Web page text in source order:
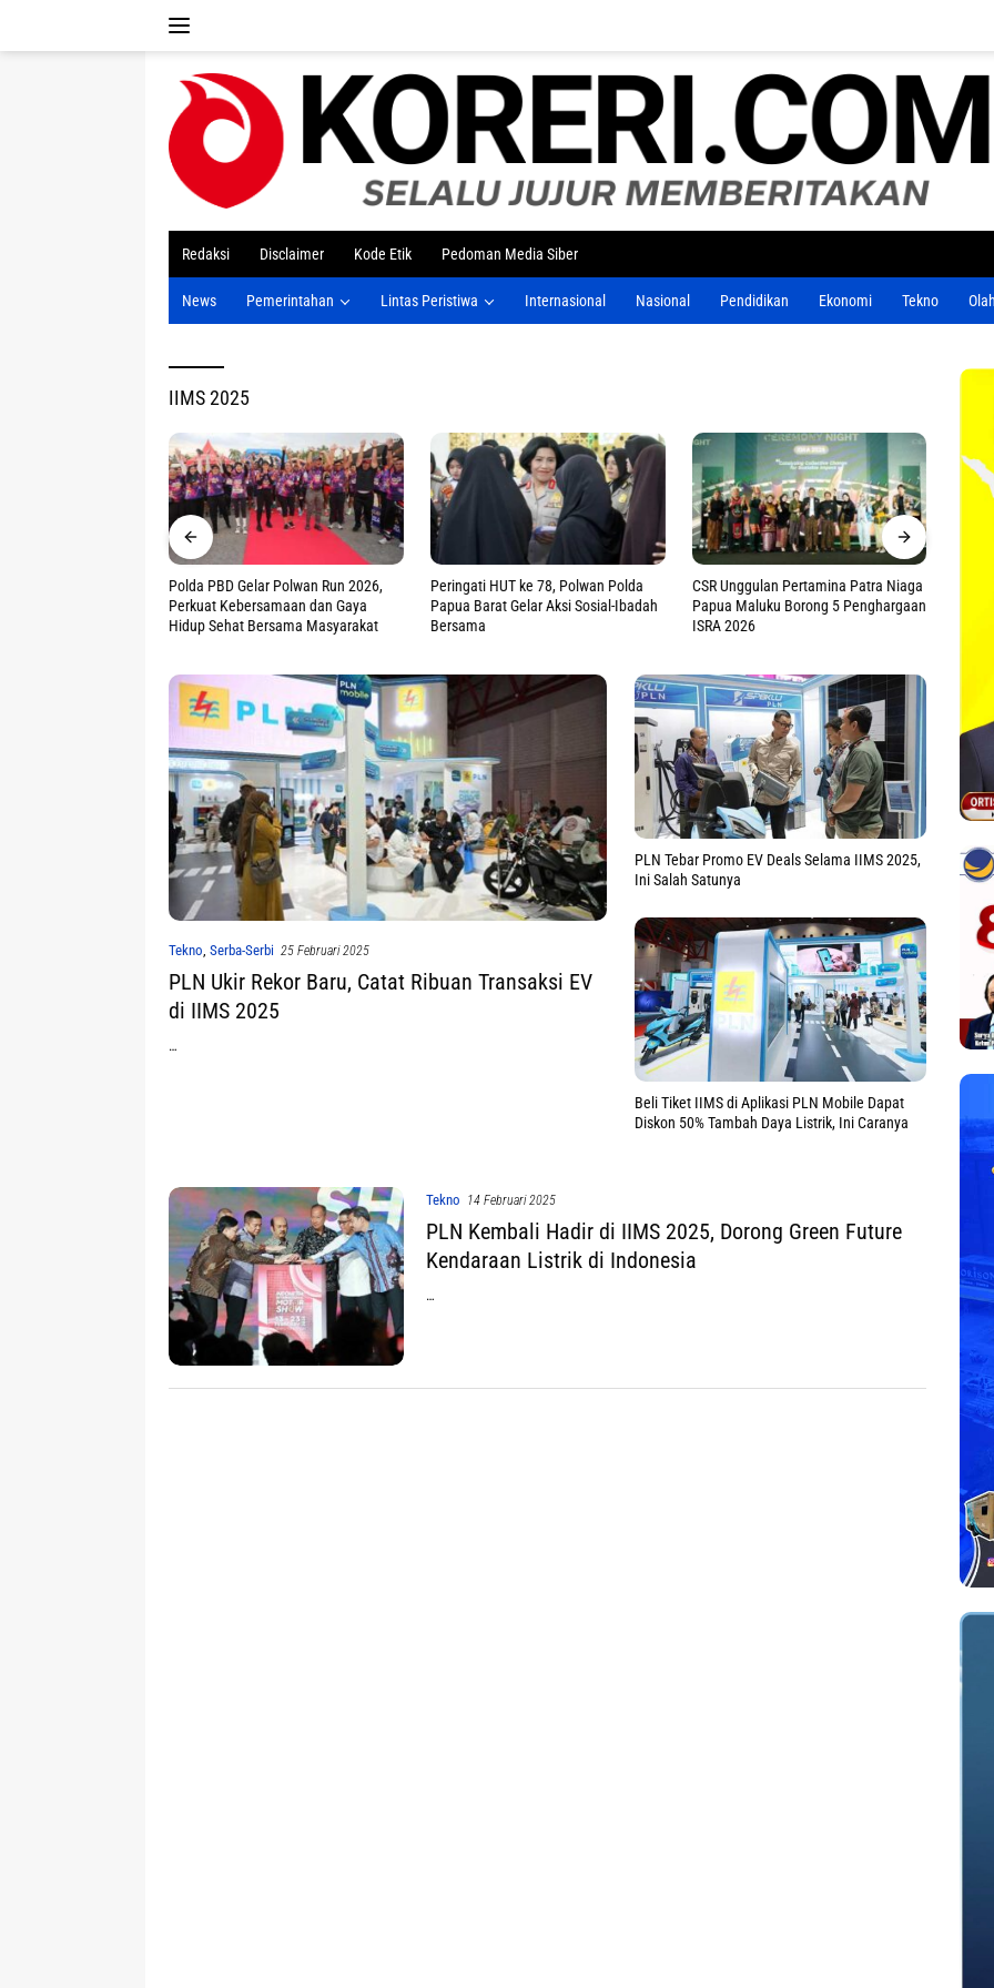
Redaksi Disclaimer Kode Etik Pedoman Media Siber
News Pemerintahan Lintas Peristiwa Internasional Nasional Pendidikan Ekonomi Tekno
IIMS 2025
Peringati HUT ke 78, Polwan Polda
Papua Barat Gelar Aksi Sosial-Ibadah
Bersama
CSR Unggulan Pertamina Patra Niaga
Papua Maluku Borong 5 Penghargaan
ISRA 2026
DWP Bagian Umum Gelar Edukasi
Parenting Bagi Ortu, Perkuat Pola
Asuh Holistik di Era Digital
Ajak
Tekno Serba-Serbi 25 Februari 2025
PLN Ukir Rekor Baru, Catat Ribuan Transaksi EV
di IIMS 2025
…
PLN Tebar Promo EV Deals Selama IIMS 2025,
Ini Salah Satunya
Beli Tiket IIMS di Aplikasi PLN Mobile Dapat
Diskon 50% Tambah Daya Listrik, Ini Caranya
Tekno 14 Februari 2025
PLN Kembali Hadir di IIMS 2025, Dorong Green Future
Kendaraan Listrik di Indonesia
…